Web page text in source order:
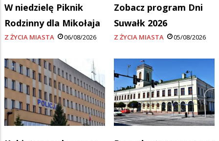
W niedzielę Piknik
Rodzinny dla Mikołaja
Z ŻYCIA MIASTA 06/08/2026
Zobacz program Dni
Suwałk 2026
Z ŻYCIA MIASTA 05/08/2026